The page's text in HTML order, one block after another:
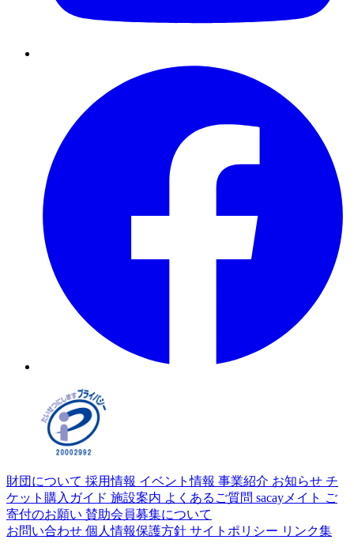
財団について 採用情報 イベント情報 事業紹介 お知らせ チ
ケット購入ガイド 施設案内 よくあるご質問 sacayメイト ご
寄付のお願い 賛助会員募集について
お問い合わせ 個人情報保護方針 サイトポリシー リンク集